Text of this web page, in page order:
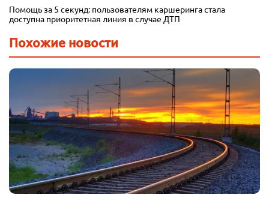
Помощь за 5 секунд: пользователям каршеринга стала
доступна приоритетная линия в случае ДТП
Похожие новости